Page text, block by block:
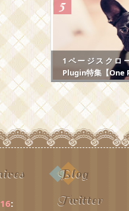
1ページスクロ
Plugin特集【One
:
Blog
Twitter